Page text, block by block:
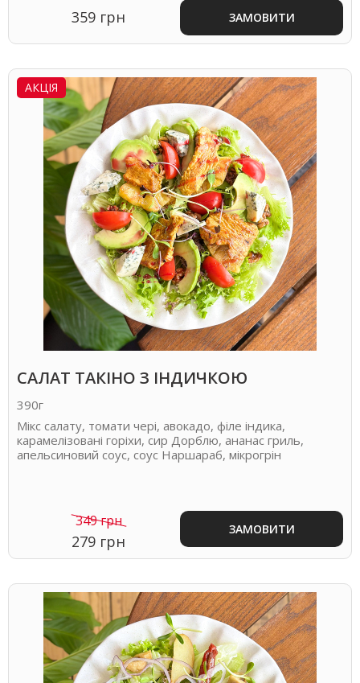
359 грн ЗАМОВИТИ
АКЦІЯ
САЛАТ ТАКІНО З ІНДИЧКОЮ
390г
Мікс салату, томати чері, авокадо, філе індика,
карамелізовані горіхи, сир Дорблю, ананас гриль,
апельсиновий соус, соус Наршараб, мікрогрін
349 грн
279 грн
ЗАМОВИТИ